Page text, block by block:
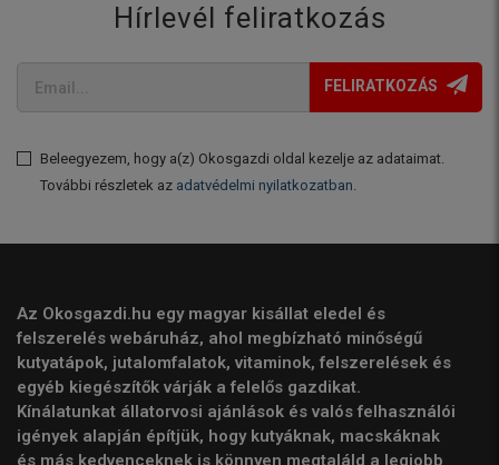
Hírlevél feliratkozás
FELIRATKOZÁS
Beleegyezem, hogy a(z) Okosgazdi oldal kezelje az adataimat.
További részletek az adatvédelmi nyilatkozatban.
Az Okosgazdi.hu egy magyar kisállat eledel és
felszerelés webáruház, ahol megbízható minőségű
kutyatápok, jutalomfalatok, vitaminok, felszerelések és
egyéb kiegészítők várják a felelős gazdikat.
Kínálatunkat állatorvosi ajánlások és valós felhasználói
igények alapján építjük, hogy kutyáknak, macskáknak
és más kedvenceknek is könnyen megtaláld a legjobb